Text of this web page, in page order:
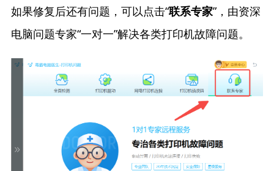
如果修复后还有问题，可以点击“联系专家”，由资深
电脑问题专家“一对一”解决各类打印机故障问题。